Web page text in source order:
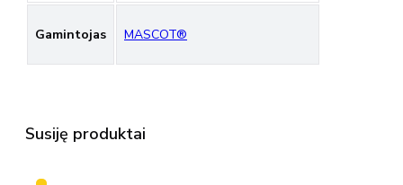
Gamintojas MASCOT®
Susiję produktai